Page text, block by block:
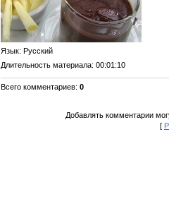
Язык: Русский
Длительность материала: 00:01:10
Всего комментариев: 0
Добавлять комментарии
[